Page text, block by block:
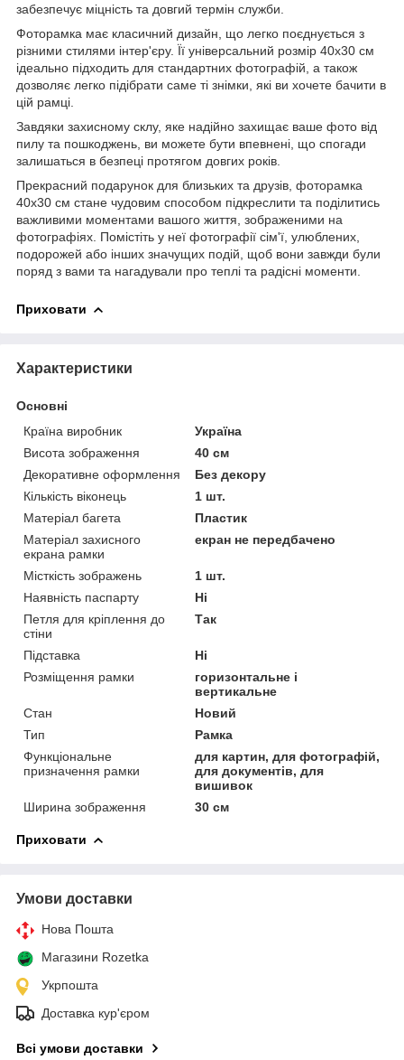
забезпечує міцність та довгий термін служби.
Фоторамка має класичний дизайн, що легко поєднується з
різними стилями інтер'єру. Її універсальний розмір 40х30 см
ідеально підходить для стандартних фотографій, а також
дозволяє легко підібрати саме ті знімки, які ви хочете бачити в
цій рамці.
Завдяки захисному склу, яке надійно захищає ваше фото від
пилу та пошкоджень, ви можете бути впевнені, що спогади
залишаться в безпеці протягом довгих років.
Прекрасний подарунок для близьких та друзів, фоторамка
40х30 см стане чудовим способом підкреслити та поділитись
важливими моментами вашого життя, зображеними на
фотографіях. Помістіть у неї фотографії сім'ї, улюблених,
подорожей або інших значущих подій, щоб вони завжди були
поряд з вами та нагадували про теплі та радісні моменти.
Приховати
Характеристики
Основні
Країна виробник
Україна
Висота зображення
40 см
Декоративне оформлення
Без декору
Кількість віконець
1 шт.
Матеріал багета
Пластик
Матеріал захисного
екрана рамки
екран не передбачено
Місткість зображень
1 шт.
Наявність паспарту
Ні
Петля для кріплення до
стіни
Так
Підставка
Ні
Розміщення рамки
горизонтальне і
вертикальне
Стан
Новий
Тип
Рамка
Функціональне
призначення рамки
для картин, для фотографій,
для документів, для
вишивок
Ширина зображення
30 см
Приховати
Умови доставки
Нова Пошта
Магазини Rozetka
Укрпошта
Доставка кур'єром
Всі умови доставки